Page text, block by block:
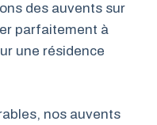
des auvents sur
parfaitement à
une résidence
nos auvents